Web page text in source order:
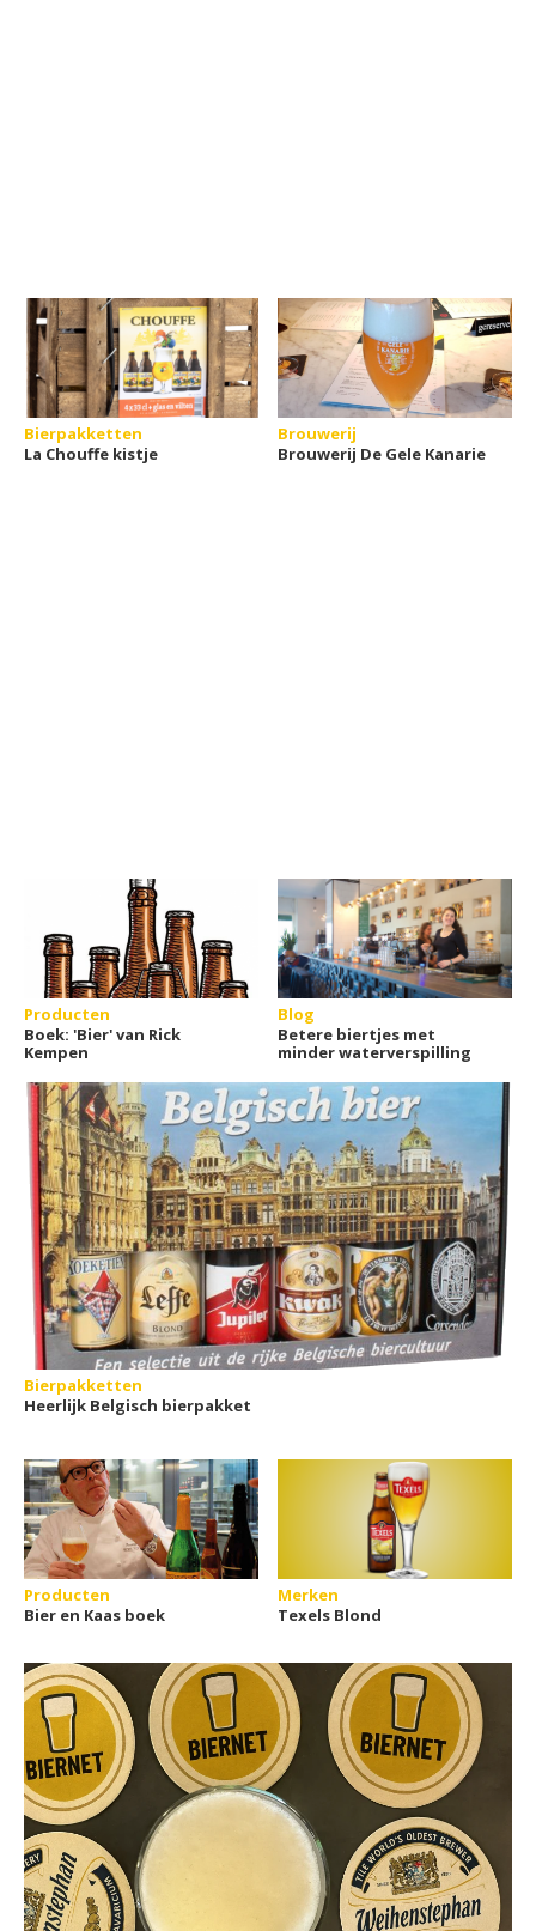
Bierpakketten
La Chouffe kistje
Brouwerij
Brouwerij De Gele Kanarie
Producten
Boek: 'Bier' van Rick
Kempen
Blog
Betere biertjes met
minder waterverspilling
Bierpakketten
Heerlijk Belgisch bierpakket
Producten
Bier en Kaas boek
Merken
Texels Blond